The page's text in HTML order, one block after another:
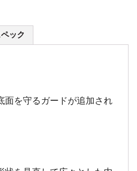
ック
面を守るガードが追加され